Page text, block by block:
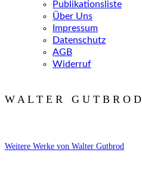
Publikationsliste
Über Uns
Impressum
Datenschutz
AGB
Widerruf
W A L T E R G U T B R O D
Weitere Werke von Walter Gutbrod